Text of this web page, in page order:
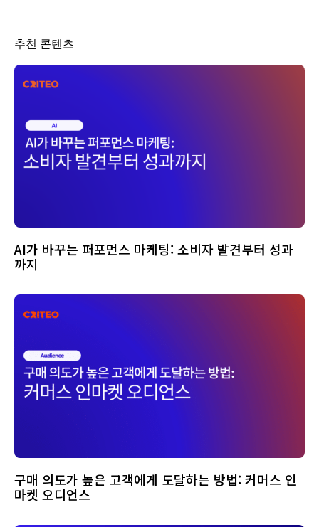
추천 콘텐츠
AI가 바꾸는 퍼포먼스 마케팅: 소비자 발견부터 성과
까지
구매 의도가 높은 고객에게 도달하는 방법: 커머스 인
마켓 오디언스